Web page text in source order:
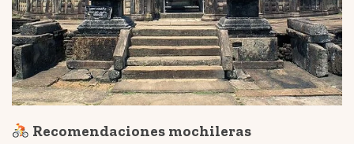
Recomendaciones mochileras